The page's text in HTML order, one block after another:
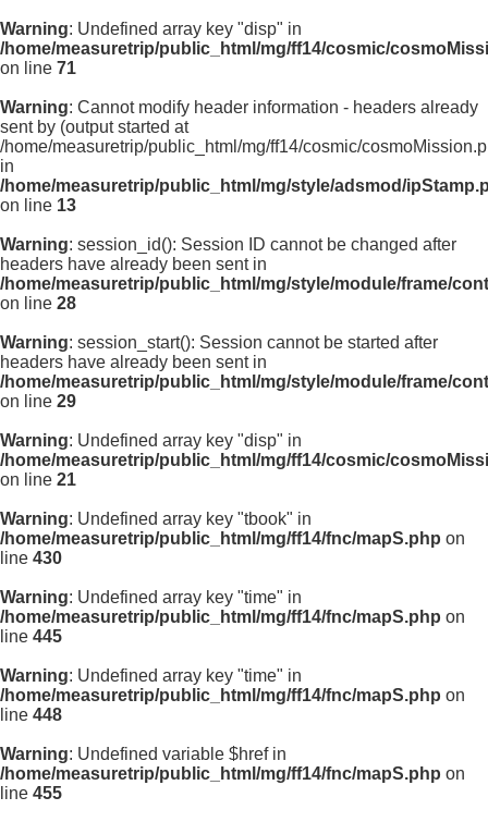
Warning: Undefined array key "disp" in
/home/measuretrip/public_html/mg/ff14/cosmic/
on line 71
Warning: Cannot modify header information - headers already
sent by (output started at
/home/measuretrip/public_html/mg/ff14/cosmic/
in
/home/measuretrip/public_html/mg/style/adsmod/
on line 13
Warning: session_id(): Session ID cannot be changed after
headers have already been sent in
/home/measuretrip/public_html/mg/style/module/frame/
on line 28
Warning: session_start(): Session cannot be started after
headers have already been sent in
/home/measuretrip/public_html/mg/style/module/frame/
on line 29
Warning: Undefined array key "disp" in
/home/measuretrip/public_html/mg/ff14/cosmic/
on line 21
Warning: Undefined array key "tbook" in
/home/measuretrip/public_html/mg/ff14/fnc/mapS.php on
line 430
Warning: Undefined array key "time" in
/home/measuretrip/public_html/mg/ff14/fnc/mapS.php on
line 445
Warning: Undefined array key "time" in
/home/measuretrip/public_html/mg/ff14/fnc/mapS.php on
line 448
Warning: Undefined variable $href in
/home/measuretrip/public_html/mg/ff14/fnc/mapS.php on
line 455